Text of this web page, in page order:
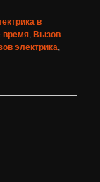
в
время,Вызов
электрика,